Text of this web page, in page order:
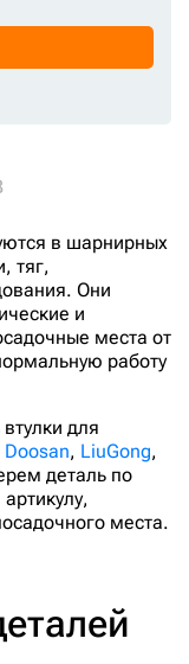
в шарнирных
тяг,
Они
и
места от
работу
для
Doosan, LiuGong,
деталь по
места.